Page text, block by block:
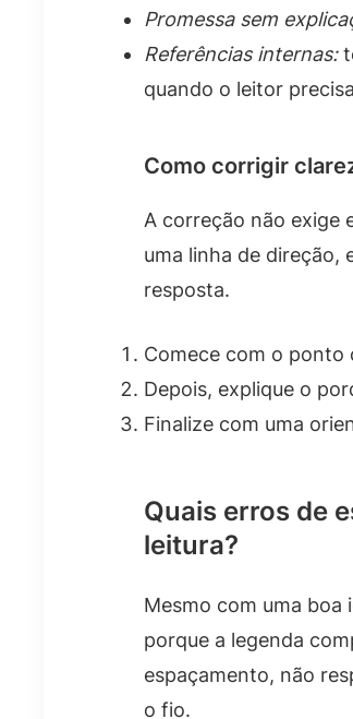
Promessa sem
Referências internas:
quando o leitor
Como corrigir
A correção não exige
uma linha de direção,
resposta.
Comece com o ponto
Depois, explique o
Finalize com uma
Quais erros de
leitura?
Mesmo com uma boa
porque a legenda
espaçamento, não
o fio.